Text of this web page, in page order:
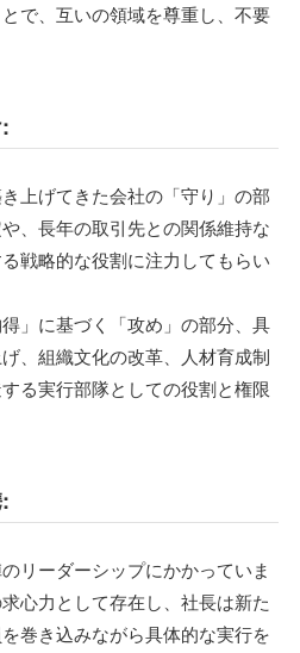
で、互いの領域を尊重し、不要
上げてきた会社の「守り」の部
、長年の取引先との関係維持な
戦略的な役割に注力してもらい
」に基づく「攻め」の部分、具
、組織文化の改革、人材育成制
る実行部隊としての役割と権限
リーダーシップにかかっていま
心力として存在し、社長は新た
巻き込みながら具体的な実行を